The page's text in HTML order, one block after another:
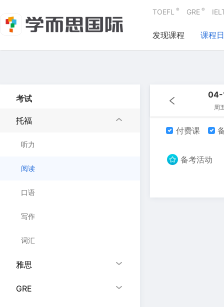
TOEFL ® GRE ®
发现课程 课程
考试
托福
听力
阅读
口语
写作
词汇
雅思
GRE
04-
周
付费课
备考活动